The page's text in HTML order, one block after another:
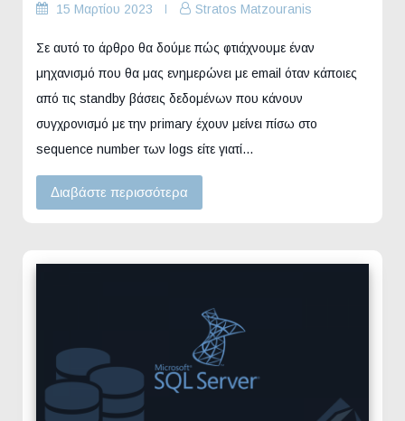
15 Μαρτίου 2023 Stratos Matzouranis
Σε αυτό το άρθρο θα δούμε πώς φτιάχνουμε έναν
μηχανισμό που θα μας ενημερώνει με email όταν κάποιες
από τις standby βάσεις δεδομένων που κάνουν
συγχρονισμό με την primary έχουν μείνει πίσω στο
sequence number των logs είτε γιατί…
Διαβάστε περισσότερα